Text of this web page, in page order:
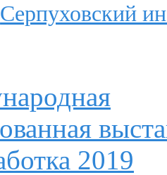
Серпуховский